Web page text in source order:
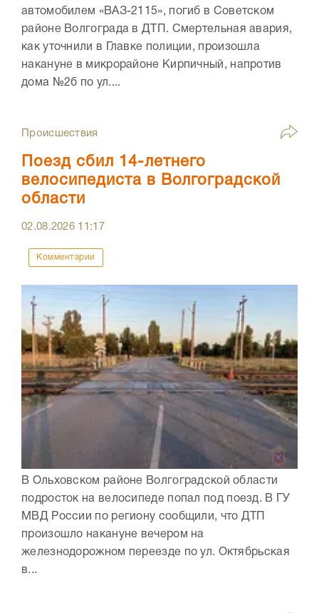
автомобилем «ВАЗ-2115», погиб в Советском
районе Волгограда в ДТП. Смертельная авария,
как уточнили в Главке полиции, произошла
накануне в микрорайоне Кирпичный, напротив
дома №2б по ул....
Происшествия
Поезд сбил 14-летнего
велосипедиста в Волгоградской
области
02.08.2026 11:17
Комментарии
В Ольховском районе Волгоградской области
подросток на велосипеде попал под поезд. В ГУ
МВД России по региону сообщили, что ДТП
произошло накануне вечером на
железнодорожном переезде по ул. Октябрьская
в...